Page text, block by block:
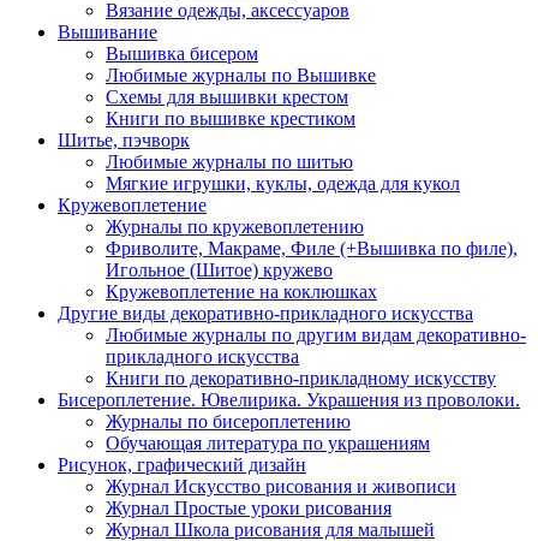
Вязание одежды, аксессуаров
Вышивание
Вышивка бисером
Любимые журналы по Вышивке
Схемы для вышивки крестом
Книги по вышивке крестиком
Шитье, пэчворк
Любимые журналы по шитью
Мягкие игрушки, куклы, одежда для кукол
Кружевоплетение
Журналы по кружевоплетению
Фриволите, Макраме, Филе (+Вышивка по филе),
Игольное (Шитое) кружево
Кружевоплетение на коклюшках
Другие виды декоративно-прикладного искусства
Любимые журналы по другим видам декоративно-
прикладного искусства
Книги по декоративно-прикладному искусству
Бисероплетение. Ювелирика. Украшения из проволоки.
Журналы по бисероплетению
Обучающая литература по украшениям
Рисунок, графический дизайн
Журнал Искусство рисования и живописи
Журнал Простые уроки рисования
Журнал Школа рисования для малышей